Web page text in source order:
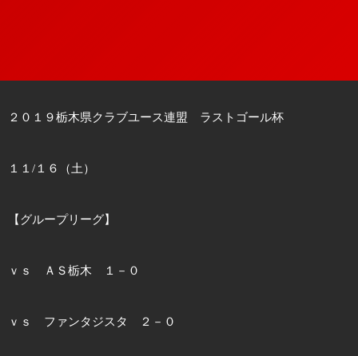
２０１９栃木県クラブユース連盟 ラストゴール杯
１１/１６（土）
【グループリーグ】
ｖｓ ＡＳ栃木 １－０
ｖｓ ファンタジスタ ２－０